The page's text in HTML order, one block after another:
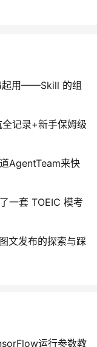
起用——Skill 的组
记录+新手保姆级
AgentTeam来快
一套 TOEIC 模考
文发布的探索与踩
运行参数教